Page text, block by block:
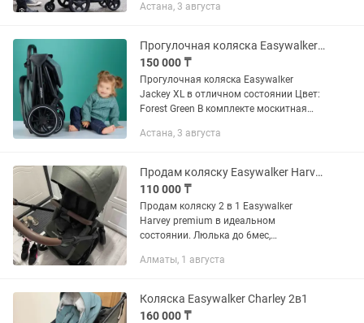
Астана, 3 августа
Прогулочная коляска Easywalker Jackey XL
150 000 ₸
Прогулочная коляска Easywalker
Jackey XL в отличном состоянии Цвет:
Forest Green В комплекте москитная
Астана, 3 августа
Продам коляску Easywalker Harvey premium
110 000 ₸
Продам коляску 2 в 1 Easywalker
Harvey premium в идеальном
состоянии. Люлька до 6мес,
поставить лицом к маме, лицом к миру,
положения...
Алматы, 1 августа
Коляска Easywalker Charley 2в1
160 000 ₸